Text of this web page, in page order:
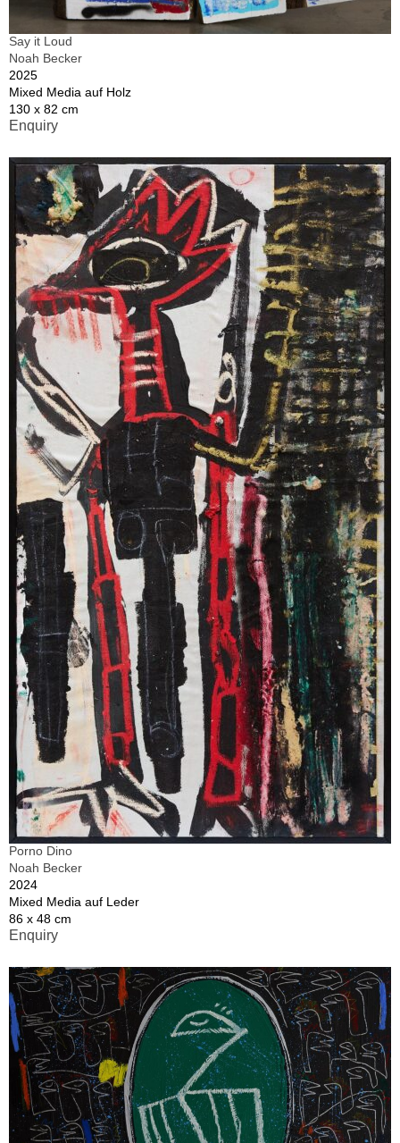
Say it Loud
Noah Becker
2025
Mixed Media auf Holz
130 x 82 cm
Enquiry
Porno Dino
Noah Becker
2024
Mixed Media auf Leder
86 x 48 cm
Enquiry